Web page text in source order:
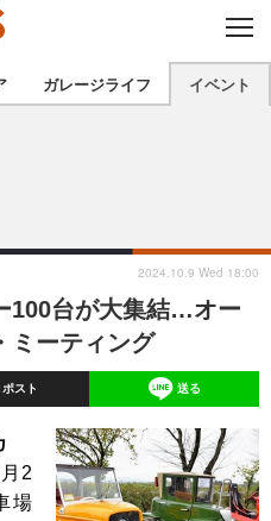
C
O
S
E
プロショップを地域から探す
北陸
関西
四国
沖縄
ガレージライフ イベント
100台が大集結…オー
ミーティング
2024.10.9 Wed 18:00
ポスト 送る
2
場